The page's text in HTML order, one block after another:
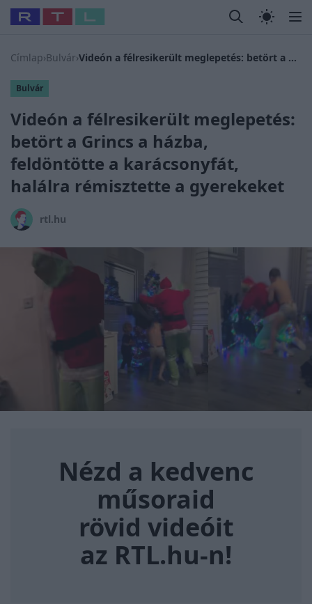
Legfrissebb RTL Híradó Randi Celeb
Babits Marcella Most Wanted #Gallusz
Címlap›Bulvár› Videón a félresikerült meglepetés: betört a Grincs a házba, feldöntötte a karácsonyfát, halálra rémisztette a gyerekeket
Bulvár
Videón a félresikerült meglepetés:
betört a Grincs a házba,
feldöntötte a karácsonyfát,
halálra rémisztette a gyerekeket
rtl.hu
Nézd a kedvenc
műsoraid
rövid videóit
az RTL.hu-n!